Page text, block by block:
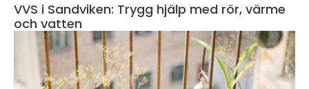
VVS i Sandviken: Trygg hjälp med rör, värme
och vatten